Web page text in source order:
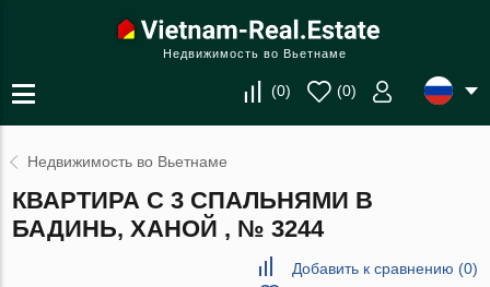
Недвижимость во Вьетнаме
(0) (0)
Недвижимость во Вьетнаме
КВАРТИРА С 3 СПАЛЬНЯМИ В
БАДИНЬ, ХАНОЙ , № 3244
Добавить к сравнению (0)